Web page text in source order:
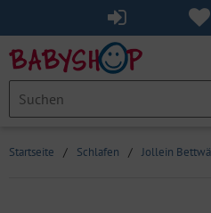
Startseite / Schlafen / Jollein